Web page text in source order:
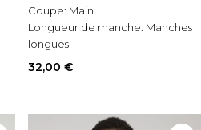
Puffer Jacket
Coupe: Main
Longueur de manche: Manches
longues
Matérial:
32,00 €